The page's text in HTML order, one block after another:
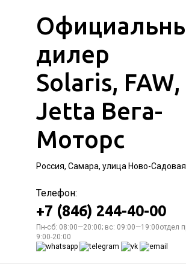
дилер
Solaris, FAW,
Jetta Вега-
Моторс
Россия, Самара, улица Ново-
Телефон:
+7 (846) 244-40-00
Пн-сб: 08:00—20:00; вс: 09:00—19:00отдел
9:00-20:00